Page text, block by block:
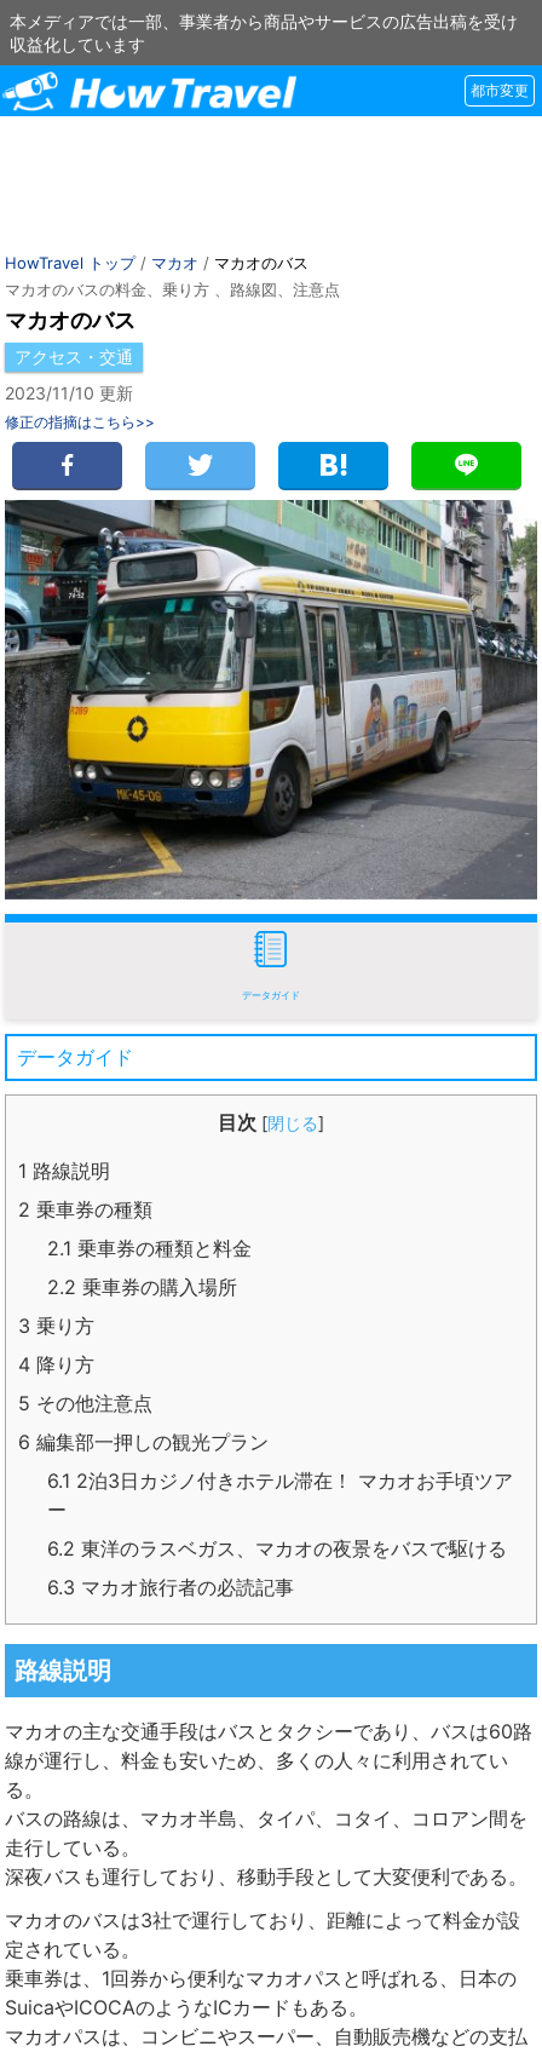
本メディアでは一部、事業者から商品やサービスの広告出稿を受け
収益化しています
都市変更
HowTravel トップ/ マカオ / マカオのバス
マカオのバスの料金、乗り方 、路線図、注意点
マカオのバス
アクセス・交通
2023/11/10 更新
修正の指摘はこちら>>
データガイド
データガイド
目次 [閉じる]
1 路線説明
2 乗車券の種類
2.1 乗車券の種類と料金
2.2 乗車券の購入場所
3 乗り方
4 降り方
5 その他注意点
6 編集部一押しの観光プラン
6.1 2泊3日カジノ付きホテル滞在！ マカオお手頃ツア
ー
6.2 東洋のラスベガス、マカオの夜景をバスで駆ける
6.3 マカオ旅行者の必読記事
路線説明
マカオの主な交通手段はバスと タクシーであり、バスは60路
線が運行し、料金も安いため、多くの人々に利用されてい
る。
バスの路線は、マカオ半島、タイパ、コタイ、コロアン間を
走行している。
深夜バスも運行しており、移動手段として大変便利である。
マカオのバスは3社で運行しており、距離によって料金が設
定されている。
乗車券は、1回券から便利なマカオパスと呼ばれる、日本の
SuicaやICOCAのようなICカードもある。
マカオパスは、コンビニやスーパー、自動販売機などの支払